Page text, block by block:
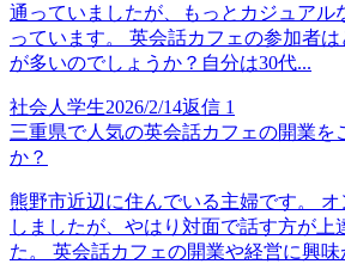
通っていましたが、もっとカジュアル
っています。 英会話カフェの参加者
が多いのでしょうか？自分は30代...
社会人学生2026/2/14返信 1
三重県で人気の英会話カフェの開業を
か？
熊野市近辺に住んでいる主婦です。
しましたが、やはり対面で話す方が上
た。 英会話カフェの開業や経営に興